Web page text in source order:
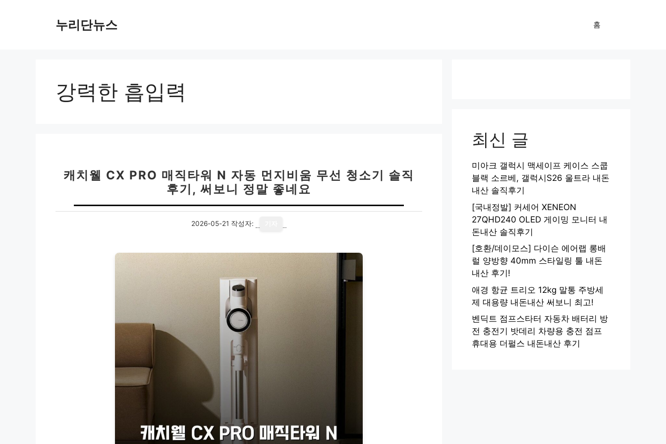
누리단뉴스 홈
강력한 흡입력
캐치웰 CX PRO 매직타워 N 자동 먼지비움 무선 청소기 솔직
후기, 써보니 정말 좋네요
2026-05-21 작성자:
최신 글
미아크 갤럭시 맥세이프 케이스 스쿱
블랙 소르베, 갤럭시S26 울트라 내돈
내산 솔직후기
[국내정발] 커세어 XENEON
27QHD240 OLED 게이밍 모니터 내
돈내산 솔직후기
[호환/데이모스] 다이슨 에어랩 롱배
럴 양방향 40mm 스타일링 툴 내돈
내산 후기!
애경 항균 트리오 12kg 말통 주방세
제 대용량 내돈내산 써보니 최고!
벤딕트 점프스타터 자동차 배터리 방
전 충전기 밧데리 차량용 충전 점프
휴대용 더펄스 내돈내산 후기